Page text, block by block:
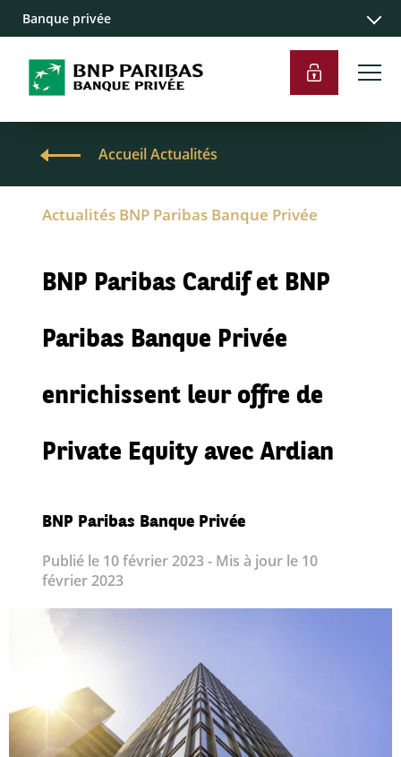
Banque privée
Accueil Actualités
Actualités BNP Paribas Banque Privée
BNP Paribas Cardif et BNP
Paribas Banque Privée
enrichissent leur offre de
Private Equity avec Ardian
BNP Paribas Banque Privée
Publié le 10 février 2023 - Mis à jour le 10
février 2023